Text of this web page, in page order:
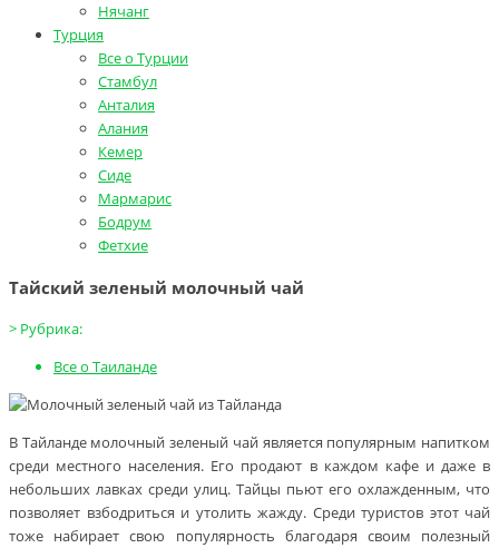
Нячанг
Турция
Все о Турции
Стамбул
Анталия
Алания
Кемер
Сиде
Мармарис
Бодрум
Фетхие
Тайский зеленый молочный чай
> Рубрика:
Все о Таиланде
В Тайланде молочный зеленый чай является популярным напитком
среди местного населения. Его продают в каждом кафе и даже в
небольших лавках среди улиц. Тайцы пьют его охлажденным, что
позволяет взбодриться и утолить жажду. Среди туристов этот чай
тоже набирает свою популярность благодаря своим полезный